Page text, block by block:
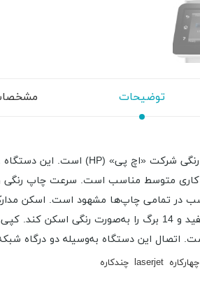
توضیحات
چهارکاره laserjet چندکاره